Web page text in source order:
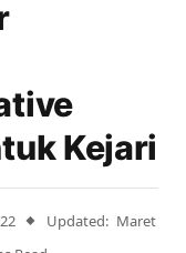
Kejari
Updated: Maret